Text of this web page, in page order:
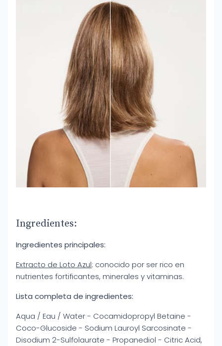
Ingredientes:
Ingredientes principales:
Extracto de Loto Azul: conocido por ser rico en
nutrientes fortificantes, minerales y vitaminas.
Lista completa de ingredientes:
Aqua / Eau / Water - Cocamidopropyl Betaine -
Coco-Glucoside - Sodium Lauroyl Sarcosinate -
Disodium 2-Sulfolaurate - Propanediol - Citric Acid,